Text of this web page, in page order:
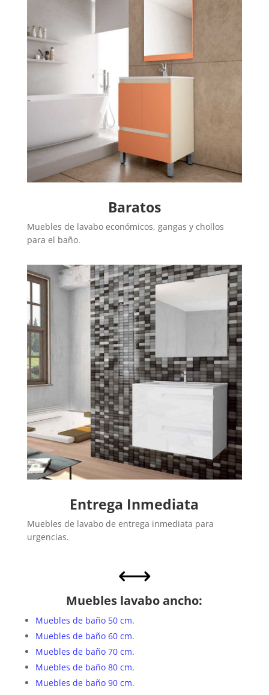
Baratos
Muebles de lavabo económicos, gangas y chollos
para el baño.
Entrega Inmediata
Muebles de lavabo de entrega inmediata para
urgencias.
,
Muebles lavabo ancho:
Muebles de baño 50 cm.
Muebles de baño 60 cm.
Muebles de baño 70 cm.
Muebles de baño 80 cm.
Muebles de baño 90 cm.